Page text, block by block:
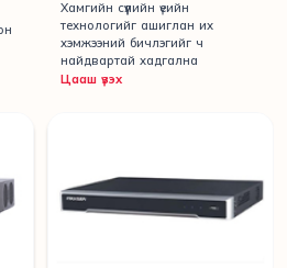
Хамгийн сүүлийн үеийн
технологийг ашиглан их
хэмжээний бичлэгийг ч
найдвартай хадгална
Цааш үзэх